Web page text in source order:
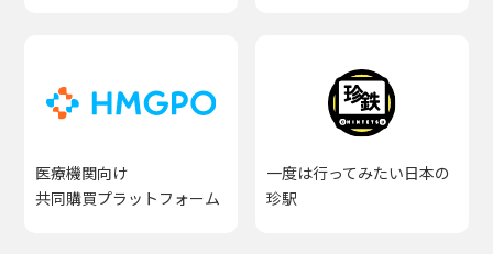
医療機関向け
共同購買プラットフォーム
一度は行ってみたい日本の
珍駅